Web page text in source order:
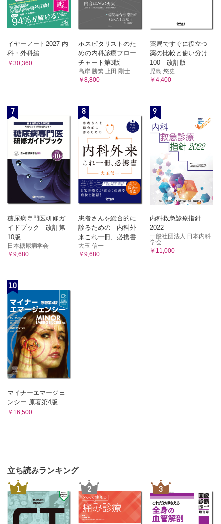
イヤーノート2027 内
科・外科編
￥30,360
ホスピタリストのた
めの内科診療フロー
チャート第3版
髙岸 勝繁 上田 剛士
￥8,800
薬局ですぐに役立つ
薬の比較と使い分け
100 改訂版
児島 悠史
￥4,400
7
糖尿病専門医研修ガ
イドブック 改訂第
10版
日本糖尿病学会
￥9,680
8
患者さんを総合的に
診るための 内科外
来これ一冊、必携書
大玉 信一
￥9,680
9
内科救急診療指針
2022
一般社団法人 日本内科
学会...
￥11,000
10
マイナーエマージェ
ンシー 原著第4版
￥16,500
立ち読みランキング
1 2 3